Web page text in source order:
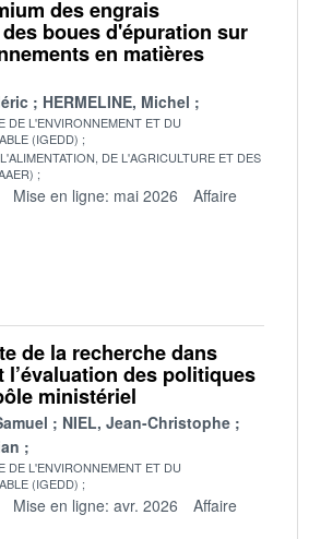
des engrais
boues d'épuration sur
en matières
HERMELINE, Michel
DE L'ENVIRONNEMENT ET DU
(IGEDD)
DE L'AGRICULTURE ET DES
Mise en ligne: mai 2026
Affaire
de la recherche dans
l’évaluation des politiques
ministériel
NIEL, Jean-Christophe
DE L'ENVIRONNEMENT ET DU
(IGEDD)
Mise en ligne: avr. 2026
Affaire